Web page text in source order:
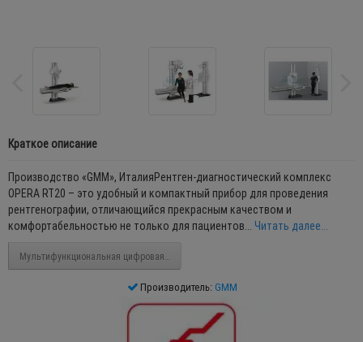
Краткое описание
Производство «GMM», ИталияРентген-диагностический комплекс
OPERA RT20 – это удобный и компактный прибор для проведения
рентгенографии, отличающийся прекрасным качеством и
комфортабельностью не только для пациентов... Читать далее...
Мультифункциональная цифровая рентген диагностическая система OPERA
Производитель: GMM